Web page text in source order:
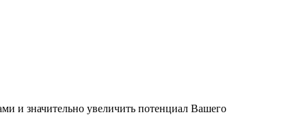
и значительно увеличить потенциал Вашего